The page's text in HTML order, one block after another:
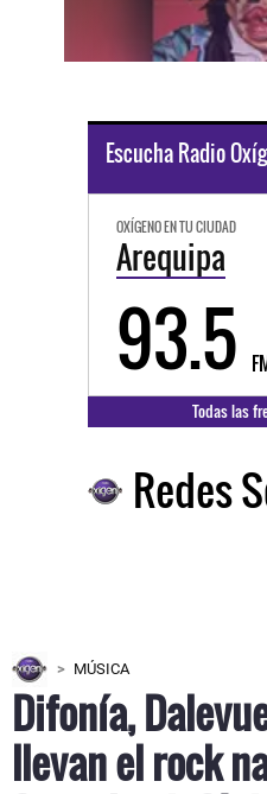
Escucha Radio
OXÍGENO EN TU CIUDAD
Arequipa
93.5
Todas las
Redes
MÚSICA
Difonía,
llevan el rock